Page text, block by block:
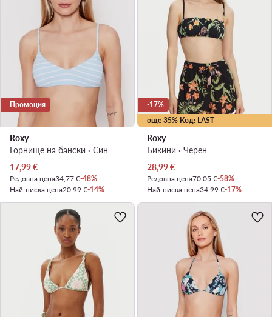
Промоция
Roxy
Горнище на бански · Син
Актуална цена
17,99€
Редовна цена34,77 €-48%
Най-ниска цена20,99 €-14%
още 35% Код: LAST
-17%
Roxy
Бикини · Черен
Актуална цена
28,99€
Редовна цена70,05 €-58%
Най-ниска цена34,99 €-17%